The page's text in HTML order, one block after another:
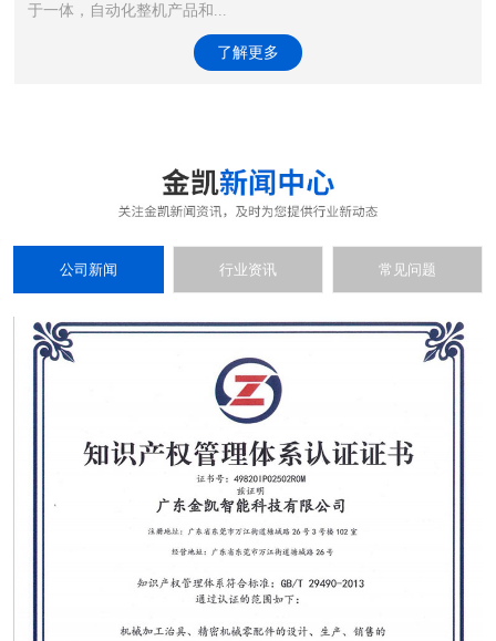
于一体，自动化整机产品和...
了解更多
公司新闻 行业资讯 常见问题